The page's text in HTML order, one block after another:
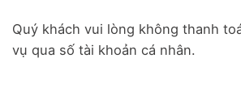
Quý khách vui lòng không thanh
vụ qua số tài khoản cá nhân.